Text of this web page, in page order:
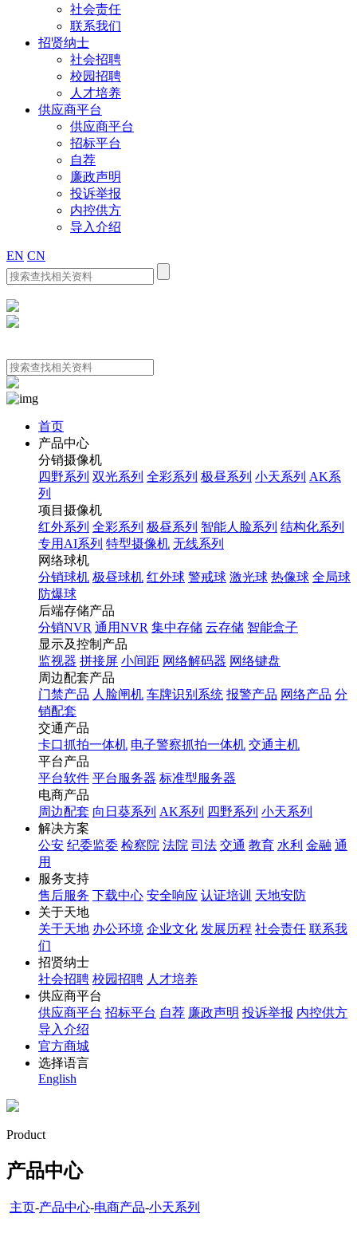
社会责任
联系我们
招贤纳士
社会招聘
校园招聘
人才培养
供应商平台
供应商平台
招标平台
自荐
廉政声明
投诉举报
内控供方
导入介绍
EN CN
首页
产品中心
分销摄像机
四野系列 双光系列 全彩系列 极昼系列 小天系列 AK系
列
项目摄像机
红外系列 全彩系列 极昼系列 智能人脸系列 结构化系列
专用AI系列 特型摄像机 无线系列
网络球机
分销球机 极昼球机 红外球 警戒球 激光球 热像球 全局球
防爆球
后端存储产品
分销NVR 通用NVR 集中存储 云存储 智能盒子
显示及控制产品
监视器 拼接屏 小间距 网络解码器 网络键盘
周边配套产品
门禁产品 人脸闸机 车牌识别系统 报警产品 网络产品 分
销配套
交通产品
卡口抓拍一体机 电子警察抓拍一体机 交通主机
平台产品
平台软件 平台服务器 标准型服务器
电商产品
周边配套 向日葵系列 AK系列 四野系列 小天系列
解决方案
公安 纪委监委 检察院 法院 司法 交通 教育 水利 金融 通
用
服务支持
售后服务 下载中心 安全响应 认证培训 天地安防
关于天地
关于天地 办公环境 企业文化 发展历程 社会责任 联系我
们
招贤纳士
社会招聘 校园招聘 人才培养
供应商平台
供应商平台 招标平台 自荐 廉政声明 投诉举报 内控供方
导入介绍
官方商城
选择语言
English
Product
产品中心
主页-产品中心-电商产品-小天系列